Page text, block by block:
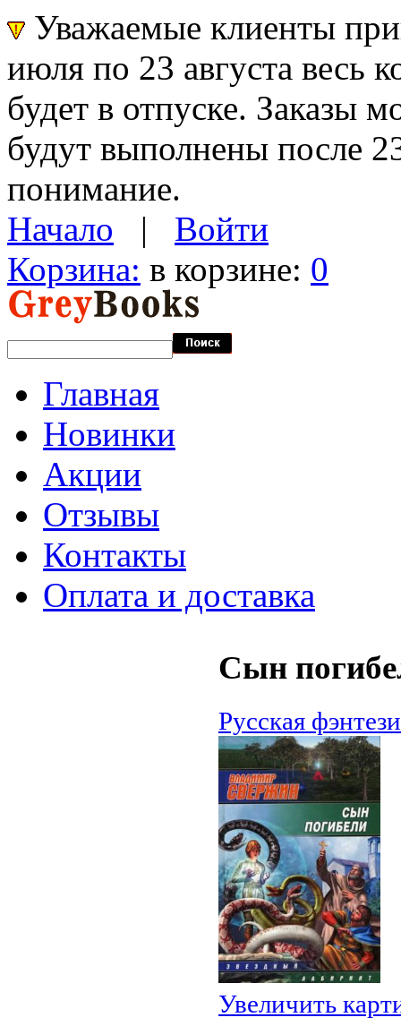
Уважаемые клиенты
июля по 23 августа весь
будет в отпуске. Заказы
будут выполнены после
понимание.
Начало | Войти
Корзина: в корзине: 0
Главная
Новинки
Акции
Отзывы
Контакты
Оплата и доставка
Сын
Русская
Увеличить